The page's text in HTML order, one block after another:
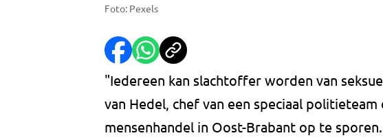
Foto: Pexels
"Iedereen kan slachtoffer worden van
van Hedel, chef van een speciaal
mensenhandel in Oost-Brabant op te